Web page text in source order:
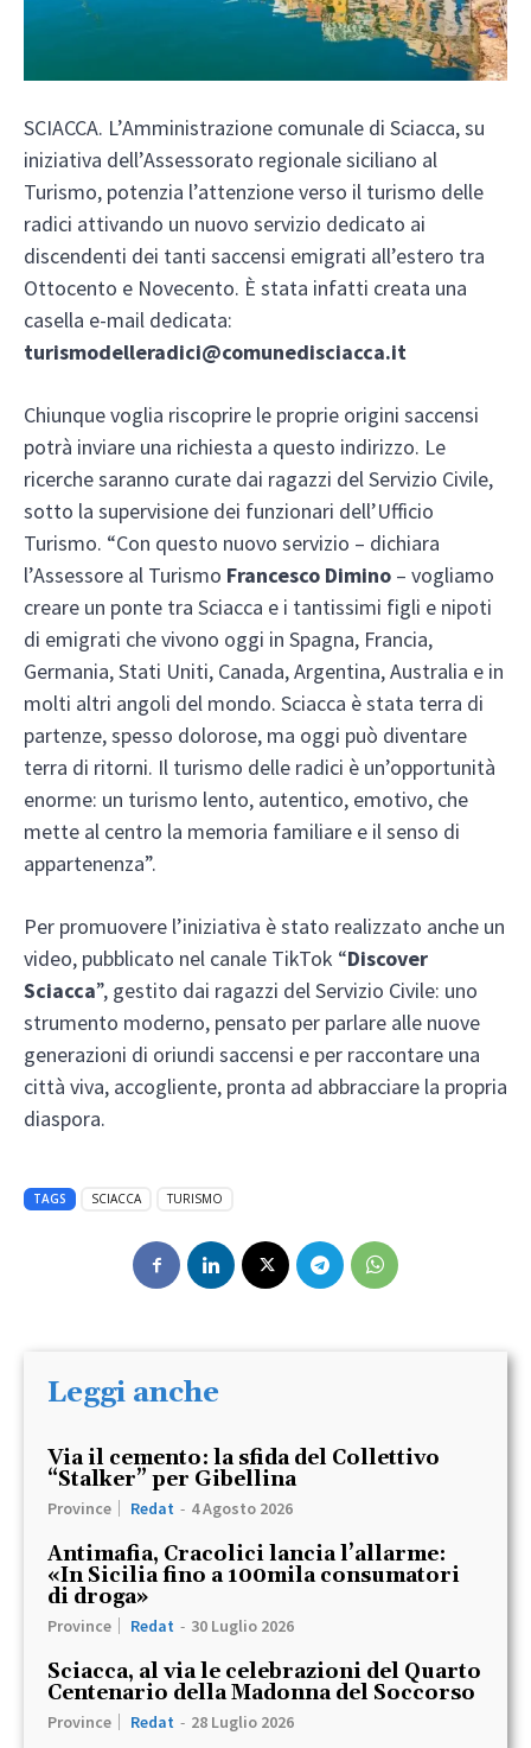
SCIACCA. L’Amministrazione comunale di Sciacca, su
iniziativa dell’Assessorato regionale siciliano al
Turismo, potenzia l’attenzione verso il turismo delle
radici attivando un nuovo servizio dedicato ai
discendenti dei tanti saccensi emigrati all’estero tra
Ottocento e Novecento. È stata infatti creata una
casella e-mail dedicata:
turismodelleradici@comunedisciacca.it
Chiunque voglia riscoprire le proprie origini saccensi
potrà inviare una richiesta a questo indirizzo. Le
ricerche saranno curate dai ragazzi del Servizio Civile,
sotto la supervisione dei funzionari dell’Ufficio
Turismo. “Con questo nuovo servizio – dichiara
l’Assessore al Turismo Francesco Dimino – vogliamo
creare un ponte tra Sciacca e i tantissimi figli e nipoti
di emigrati che vivono oggi in Spagna, Francia,
Germania, Stati Uniti, Canada, Argentina, Australia e in
molti altri angoli del mondo. Sciacca è stata terra di
partenze, spesso dolorose, ma oggi può diventare
terra di ritorni. Il turismo delle radici è un’opportunità
enorme: un turismo lento, autentico, emotivo, che
mette al centro la memoria familiare e il senso di
appartenenza”.
Per promuovere l’iniziativa è stato realizzato anche un
video, pubblicato nel canale TikTok “Discover
Sciacca”, gestito dai ragazzi del Servizio Civile: uno
strumento moderno, pensato per parlare alle nuove
generazioni di oriundi saccensi e per raccontare una
città viva, accogliente, pronta ad abbracciare la propria
diaspora.
TAGS SCIACCA TURISMO
Leggi anche
Via il cemento: la sfida del Collettivo
“Stalker” per Gibellina
Province Redat - 4 Agosto 2026
Antimafia, Cracolici lancia l’allarme:
«In Sicilia fino a 100mila consumatori
di droga»
Province Redat - 30 Luglio 2026
Sciacca, al via le celebrazioni del Quarto
Centenario della Madonna del Soccorso
Province Redat - 28 Luglio 2026